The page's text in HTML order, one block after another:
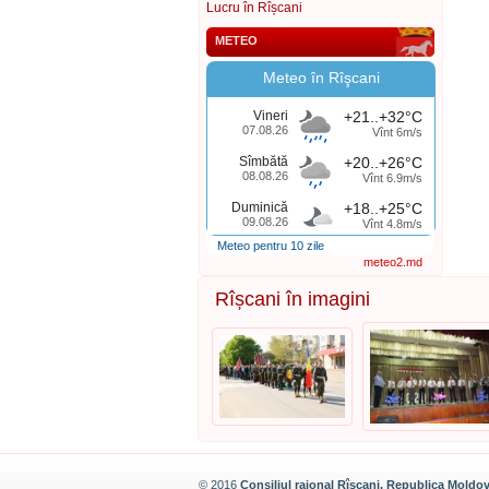
Lucru în Rîșcani
METEO
Meteo în Rîşcani
Vineri
07.08.26
+21..+32°C
Vînt 6m/s
Sîmbătă
08.08.26
+20..+26°C
Vînt 6.9m/s
Duminică
09.08.26
+18..+25°C
Vînt 4.8m/s
Meteo pentru 10 zile
meteo2.md
Rîșcani în imagini
© 2016 Consiliul raional Rîșcani, Republica